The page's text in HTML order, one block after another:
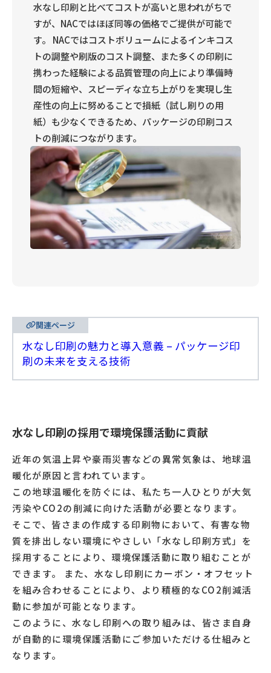
水なし印刷と比べてコストが高いと思われがちで
すが、NACではほぼ同等の価格でご提供が可能で
す。 NACではコストボリュームによるインキコス
トの調整や刷版のコスト調整、また多くの印刷に
携わった経験による品質管理の向上により準備時
間の短縮や、スピーディな立ち上がりを実現し生
産性の向上に努めることで損紙（試し刷りの用
紙）も少なくできるため、パッケージの印刷コス
トの削減につながります。
関連ページ
水なし印刷の魅力と導入意義 – パッケージ印
刷の未来を支える技術
水なし印刷の採用で環境保護活動に貢献
近年の気温上昇や豪雨災害などの異常気象は、地球温
暖化が原因と言われています。
この地球温暖化を防ぐには、私たち一人ひとりが大気
汚染やCO2の削減に向けた活動が必要となります。
そこで、皆さまの作成する印刷物において、有害な物
質を排出しない環境にやさしい「水なし印刷方式」を
採用することにより、環境保護活動に取り組むことが
できます。 また、水なし印刷にカーボン・オフセット
を組み合わせることにより、より積極的なCO2削減活
動に参加が可能となります。
このように、水なし印刷への取り組みは、皆さま自身
が自動的に環境保護活動にご参加いただける仕組みと
なります。